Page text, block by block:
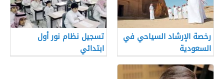
رخصة الإرشاد السياحي في
السعودية
تسجيل نظام نور أول
ابتدائي